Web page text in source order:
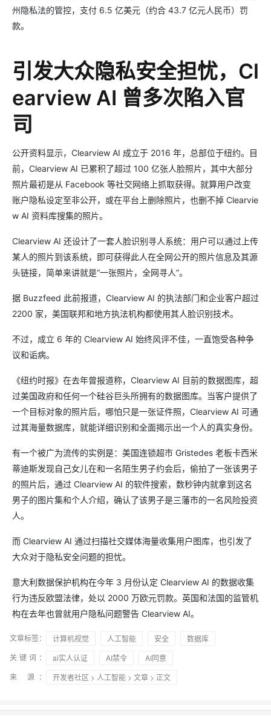
州隐私法的管控，支付 6.5 亿美元（约合 43.7 亿元人民币）罚
款。
引发大众隐私安全担忧，Cl
earview AI 曾多次陷入官
司
公开资料显示，Clearview AI 成立于 2016 年，总部位于纽约。目
前，Clearview AI 已累积了超过 100 亿张人脸照片，其中大部分
照片最初是从 Facebook 等社交网络上抓取获得。就算用户改变
账户隐私设定至非公开，或在平台上删除照片，也删不掉 Clearvie
w AI 资料库搜集的照片。
Clearview AI 还设计了一套人脸识别寻人系统：用户可以通过上传
某人的照片到该系统，即可获得此人在全网公开的照片信息及其源
头链接，简单来讲就是“一张照片，全网寻人”。
据 Buzzfeed 此前报道，Clearview AI 的执法部门和企业客户超过
2200 家，美国联邦和地方执法机构都使用其人脸识别技术。
不过，成立 6 年的 Clearview AI 始终风评不佳，一直饱受各种争
议和诟病。
《纽约时报》在去年曾报道称，Clearview AI 目前的数据图库，超
过美国政府和任何一个硅谷巨头所拥有的数据图库。当客户提供了
一个目标对象的照片后，哪怕只是一张证件照，Clearview AI 可通
过其海量数据库，就能详细识别和全面揭示出一个人的真实身份。
有一个被广为流传的实例是：美国连锁超市 Gristedes 老板卡西米
蒂迪斯发现自己女儿在和一名陌生男子约会后，偷拍了一张该男子
的照片后，通过 Clearview AI 的软件搜索，数秒钟内就拿到这名
男子的图片集和个人介绍，确认了该男子是三藩市的一名风险投资
人。
而 Clearview AI 通过扫描社交媒体海量收集用户图库，也引发了
大众对于隐私安全问题的担忧。
意大利数据保护机构在今年 3 月份认定 Clearview AI 的数据收集
行为违反欧盟法律，处以 2000 万欧元罚款。英国和法国的监管机
构在去年也曾就用户隐私问题警告 Clearview AI。
文章标签： 计算机视觉 人工智能 安全
数据库
关键词：
ai实人认证 AI禁令
AI同意
来 源：
开发者社区 > 人工智能 > 文章 > 正文